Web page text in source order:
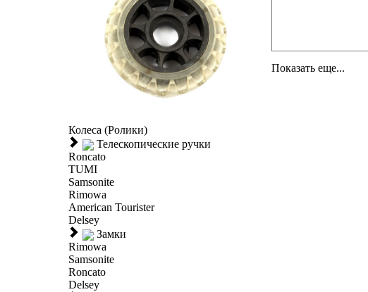
Колеса (Ролики)
Телескопические ручки
Roncato
TUMI
Samsonite
Rimowa
American Tourister
Delsey
Замки
Rimowa
Samsonite
Roncato
Delsey
Показать еще...